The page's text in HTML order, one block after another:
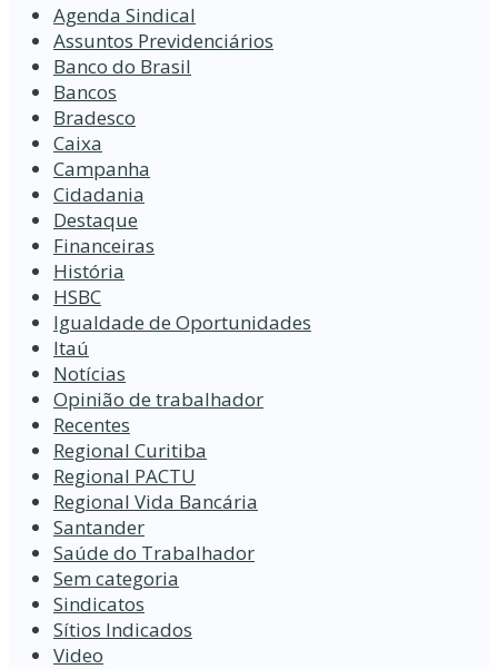
Agenda Sindical
Assuntos Previdenciários
Banco do Brasil
Bancos
Bradesco
Caixa
Campanha
Cidadania
Destaque
Financeiras
História
HSBC
Igualdade de Oportunidades
Itaú
Notícias
Opinião de trabalhador
Recentes
Regional Curitiba
Regional PACTU
Regional Vida Bancária
Santander
Saúde do Trabalhador
Sem categoria
Sindicatos
Sítios Indicados
Video